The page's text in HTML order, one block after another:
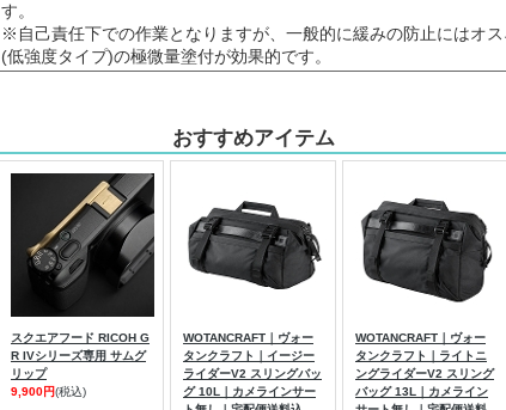
す。
※自己責任下での作業となりますが、一般的に緩みの防止にはオ
(低強度タイプ)の極微量塗付が効果的です。
おすすめアイテム
スクエアフード RICOH G
R IVシリーズ専用 サムグ
リップ
9,900円(税込)
WOTANCRAFT｜ヴォー
タンクラフト｜イージー
ライダーV2 スリングバッ
グ 10L｜カメラインサー
WOTANCRAFT｜ヴォー
タンクラフト｜ライトニ
ングライダーV2 スリング
バッグ 13L｜カメライン